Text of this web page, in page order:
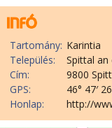
Tartomány: Karintia
Település:
Spittal an
Cím:
9800
GPS:
46° 47′
Honlap:
http://